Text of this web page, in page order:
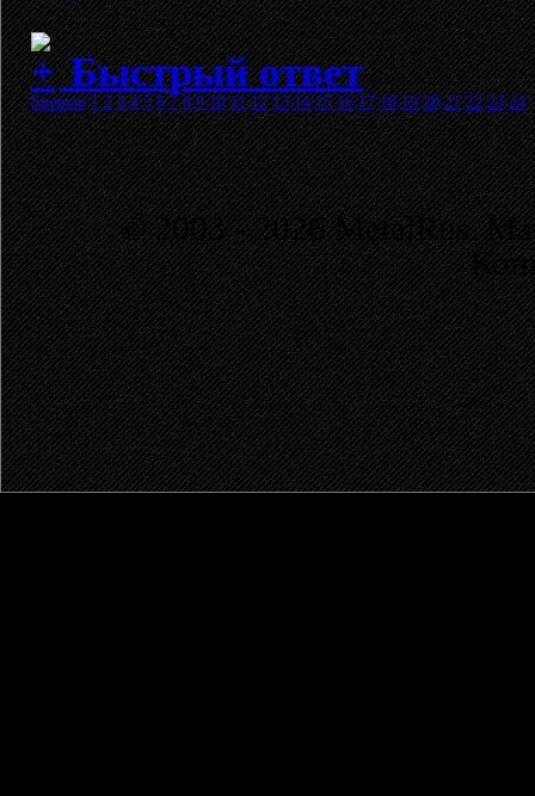
Быстрый ответ
Sitemap 1 2 3 4 5 6 7 8 9 10 11 12 13 14 15 16 17 18 19 20 21 22 23 24
© 2003 - 2026 MetalRus.